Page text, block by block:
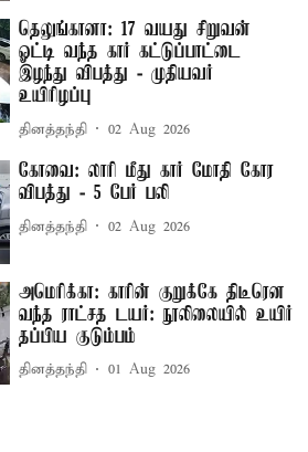
தெலுங்கானா: 17 வயது சிறுவன்
ஓட்டி வந்த கார் கட்டுப்பாட்டை
இழந்து விபத்து - முதியவர்
உயிரிழப்பு
தினத்தந்தி 02 Aug 2026
கோவை: லாரி மீது கார் மோதி கோர
விபத்து - 5 பேர் பலி
தினத்தந்தி 02 Aug 2026
அமெரிக்கா: காரின் குறுக்கே திடீரென
வந்த ராட்சத டயர்: நூலிலையில் உயிர்
தப்பிய குடும்பம்
தினத்தந்தி 01 Aug 2026